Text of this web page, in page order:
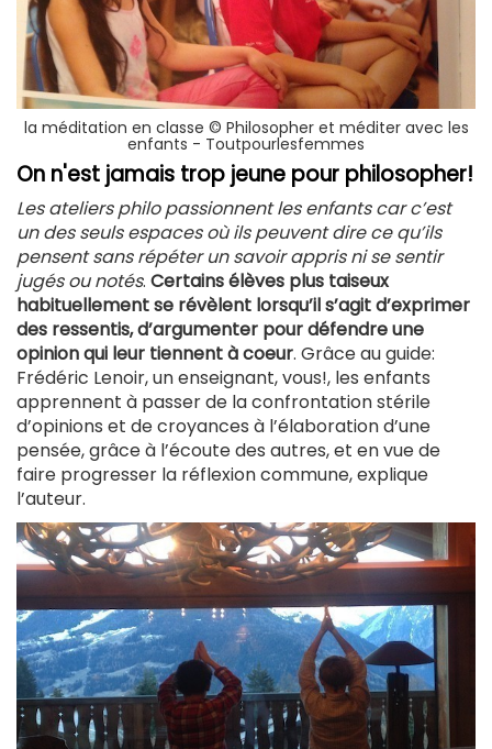
la méditation en classe © Philosopher et méditer avec les
enfants - Toutpourlesfemmes
On n'est jamais trop jeune pour philosopher!
Les ateliers philo passionnent les enfants car c’est
un des seuls espaces où ils peuvent dire ce qu’ils
pensent sans répéter un savoir appris ni se sentir
jugés ou notés. Certains élèves plus taiseux
habituellement se révèlent lorsqu’il s’agit d’exprimer
des ressentis, d’argumenter pour défendre une
opinion qui leur tiennent à coeur. Grâce au guide:
Frédéric Lenoir, un enseignant, vous!, les enfants
apprennent à passer de la confrontation stérile
d’opinions et de croyances à l’élaboration d’une
pensée, grâce à l’écoute des autres, et en vue de
faire progresser la réflexion commune, explique
l’auteur.